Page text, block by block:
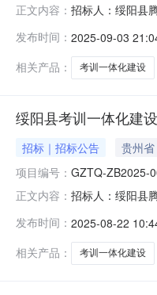
正文内容： 招标人：绥阳县
察）中标公示1
一
发布时间： 2025-09-03
相关产品：
考训一体化建设
绥阳县考训一体化建
招标｜招标公告 贵州
项目编号： GZTQ-ZB2025-
正文内容： 招标人：绥阳县
ZB2025-0042项
内
发布时间： 2025-08-22
相关产品：
考训一体化建设